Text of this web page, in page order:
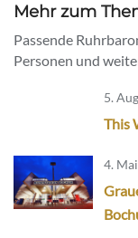
Mehr zum
Passende
Personen und
5.
This
4.